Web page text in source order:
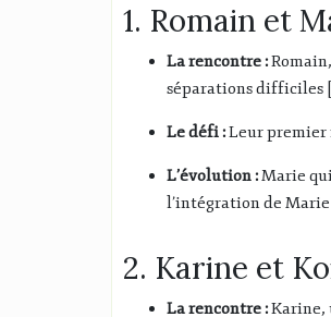
1. Romain et
La rencontre :
séparations difficiles [
Le défi :Leur premier
L’évolution :Marie
l’intégration de
2. Karine et
La rencontre :Karine,